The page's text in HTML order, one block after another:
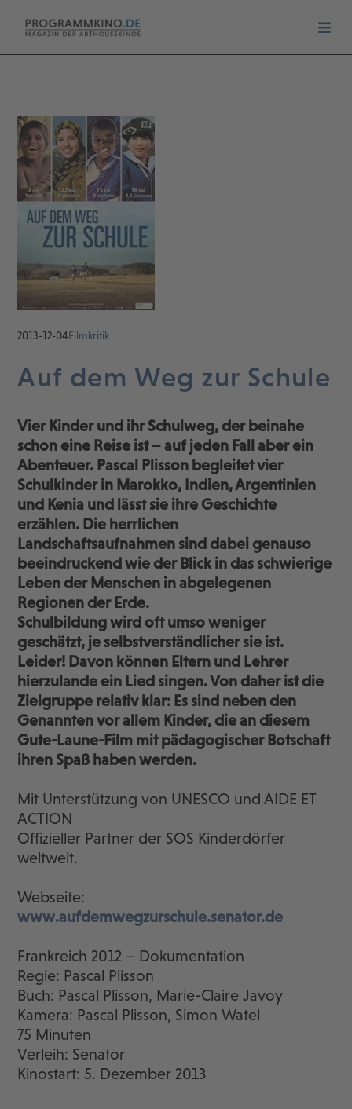
2013-12-04Filmkritik
Auf dem Weg zur Schule
Vier Kinder und ihr Schulweg, der beinahe
schon eine Reise ist – auf jeden Fall aber ein
Abenteuer. Pascal Plisson begleitet vier
Schulkinder in Marokko, Indien, Argentinien
und Kenia und lässt sie ihre Geschichte
erzählen. Die herrlichen
Landschaftsaufnahmen sind dabei genauso
beeindruckend wie der Blick in das schwierige
Leben der Menschen in abgelegenen
Regionen der Erde.
Schulbildung wird oft umso weniger
geschätzt, je selbstverständlicher sie ist.
Leider! Davon können Eltern und Lehrer
hierzulande ein Lied singen. Von daher ist die
Zielgruppe relativ klar: Es sind neben den
Genannten vor allem Kinder, die an diesem
Gute-Laune-Film mit pädagogischer Botschaft
ihren Spaß haben werden.
Mit Unterstützung von UNESCO und AIDE ET
ACTION
Offizieller Partner der SOS Kinderdörfer
weltweit.
Webseite:
www.aufdemwegzurschule.senator.de
Frankreich 2012 – Dokumentation
Regie: Pascal Plisson
Buch: Pascal Plisson, Marie-Claire Javoy
Kamera: Pascal Plisson, Simon Watel
75 Minuten
Verleih: Senator
Kinostart: 5. Dezember 2013